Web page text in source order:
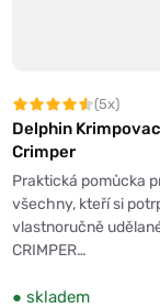
(5x)
Delphin
Crimper
Praktická pomůcka
všechny, kteří si
vlastnoručně
CRIMPER…
● skladem